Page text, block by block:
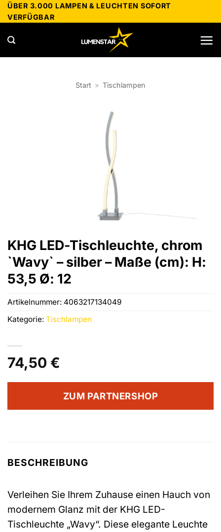
Zum
Inhalt
springen
ÜBER 3.000 LAMPEN & LEUCHTEN SOFORT
VERFÜGBAR
Start » Tischlampen
KHG LED-Tischleuchte, chrom
`Wavy` – silber – Maße (cm): H:
53,5 Ø: 12
74,50 €
ZUM PARTNERSHOP
Artikelnummer: 4063217134049
Kategorie: Tischlampen
BESCHREIBUNG
Verleihen Sie Ihrem Zuhause einen Hauch von
modernem Glanz mit der KHG LED-
Tischleuchte „Wavy“. Diese elegante Leuchte